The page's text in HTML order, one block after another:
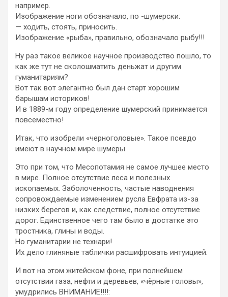
например.
Изображение ноги обозначало, по -шумерски:
— ходить, стоять, приносить.
Изображение «рыба», правильно, обозначало рыбу!!!
Ну раз такое великое научное производство пошло, то
как же тут не сколошматить деньжат и другим
гуманитариям?
Вот так вот элегантно был дан старт хорошим
барышам историков!
И в 1889-м году определение шумерский принимается
повсеместно!
Итак, что изобрели «черноголовые». Такое псевдо
имеют в научном мире шумеры.
Это при том, что Месопотамия не самое лучшее место
в мире. Полное отсутствие леса и полезных
ископаемых. Заболоченность, частые наводнения
сопровождаемые изменением русла Евфрата из-за
низких берегов и, как следствие, полное отсутствие
дорог. Единственное чего там было в достатке это
тростника, глины и воды.
Но гуманитарии не технари!
Их дело глиняные таблички расшифровать интуицией.
И вот на этом житейском фоне, при полнейшем
отсутствии газа, нефти и деревьев, «чёрные головы»,
умудрились ВНИМАНИЕ!!!!: